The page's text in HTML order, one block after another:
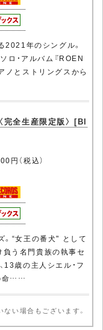
年のシングル。
ロ・アルバム『ROEN
ノとストリングスから
完全生産限定版〉 [Bl
（税込）
。“女王の番犬" として
う名門貴族の執事セ
13歳の主人シエル・フ
命……
い場合もございます。